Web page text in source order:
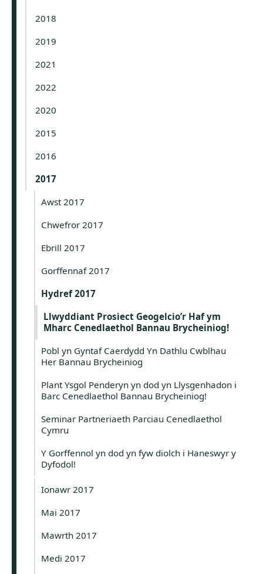
2018
2019
2021
2022
2020
2015
2016
2017
Awst 2017
Chwefror 2017
Ebrill 2017
Gorffennaf 2017
Hydref 2017
Llwyddiant Prosiect Geogelcio’r Haf ym
Mharc Cenedlaethol Bannau Brycheiniog!
Pobl yn Gyntaf Caerdydd Yn Dathlu Cwblhau
Her Bannau Brycheiniog
Plant Ysgol Penderyn yn dod yn Llysgenhadon i
Barc Cenedlaethol Bannau Brycheiniog!
Seminar Partneriaeth Parciau Cenedlaethol
Cymru
Y Gorffennol yn dod yn fyw diolch i Haneswyr y
Dyfodol!
Ionawr 2017
Mai 2017
Mawrth 2017
Medi 2017